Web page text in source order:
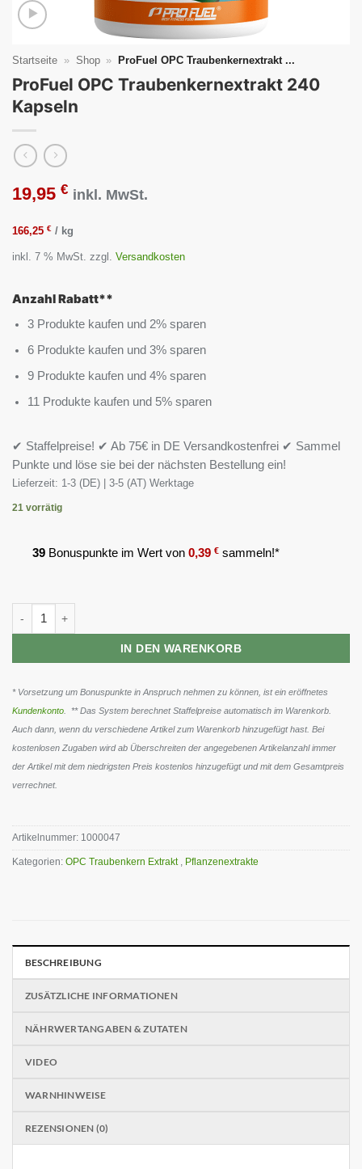
Startseite » Shop » ProFuel OPC Traubenkernextrakt ...
ProFuel OPC Traubenkernextrakt 240
Kapseln
19,95 € inkl. MwSt.
166,25 € / kg
inkl. 7 % MwSt. zzgl. Versandkosten
Anzahl Rabatt**
3 Produkte kaufen und 2% sparen
6 Produkte kaufen und 3% sparen
9 Produkte kaufen und 4% sparen
11 Produkte kaufen und 5% sparen
✔ Staffelpreise! ✔ Ab 75€ in DE Versandkostenfrei ✔ Sammel
Punkte und löse sie bei der nächsten Bestellung ein!
Lieferzeit: 1-3 (DE) | 3-5 (AT) Werktage
21 vorrätig
39 Bonuspunkte im Wert von 0,39 € sammeln!*
ProFuel OPC Traubenkernextrakt 240 Kapseln Menge
IN DEN WARENKORB
* Vorsetzung um Bonuspunkte in Anspruch nehmen zu können, ist ein eröffnetes
Kundenkonto . ** Das System berechnet Staffelpreise automatisch im Warenkorb.
Auch dann, wenn du verschiedene Artikel zum Warenkorb hinzugefügt hast. Bei
kostenlosen Zugaben wird ab Überschreiten der angegebenen Artikelanzahl immer
der Artikel mit dem niedrigsten Preis kostenlos hinzugefügt und mit dem Gesamtpreis
verrechnet.
Artikelnummer: 1000047
Kategorien: OPC Traubenkern Extrakt , Pflanzenextrakte
BESCHREIBUNG
ZUSÄTZLICHE INFORMATIONEN
NÄHRWERTANGABEN & ZUTATEN
VIDEO
WARNHINWEISE
REZENSIONEN (0)